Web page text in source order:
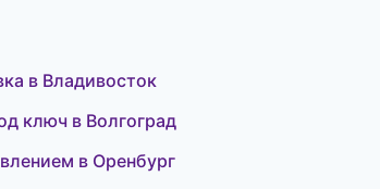
в Владивосток
ключ в Волгоград
в Оренбург